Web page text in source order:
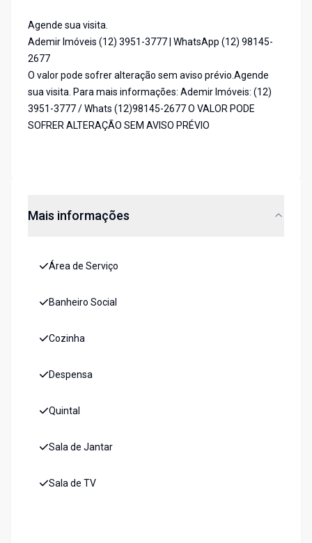
Agende sua visita.
Ademir Imóveis (12) 3951-3777 | WhatsApp (12) 98145-
2677
O valor pode sofrer alteração sem aviso prévio.Agende
sua visita. Para mais informações: Ademir Imóveis: (12)
3951-3777 / Whats (12)98145-2677 O VALOR PODE
SOFRER ALTERAÇÃO SEM AVISO PRÉVIO
Mais informações
Área de Serviço
Banheiro Social
Cozinha
Despensa
Quintal
Sala de Jantar
Sala de TV